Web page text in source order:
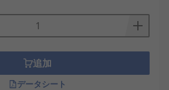
追加
データシート